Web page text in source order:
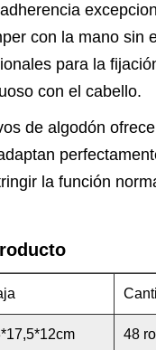
con la mano sin
para la
con el cabello.
de algodón
la función
48